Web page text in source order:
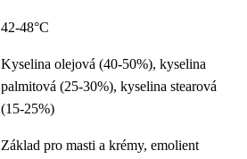
42-48°C
Kyselina olejová (40-50%), kyselina
palmitová (25-30%), kyselina stearová
(15-25%)
Základ pro masti a krémy, emolient